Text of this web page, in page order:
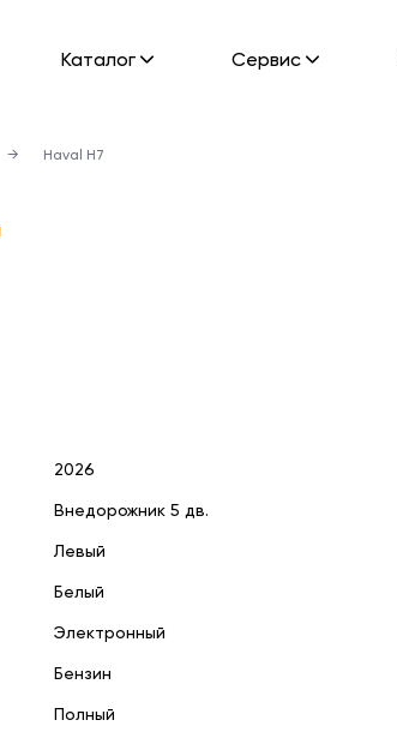
Каталог Cервис
→ Haval H7
2026
Внедорожник 5 дв.
Левый
Белый
Электронный
Бензин
Полный